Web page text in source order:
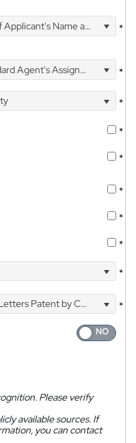
Name and Address *
Agent's Assignment
*
*
*
*
*
*
*
*
Patent by Courier
*
Please verify
available sources. If
you can contact